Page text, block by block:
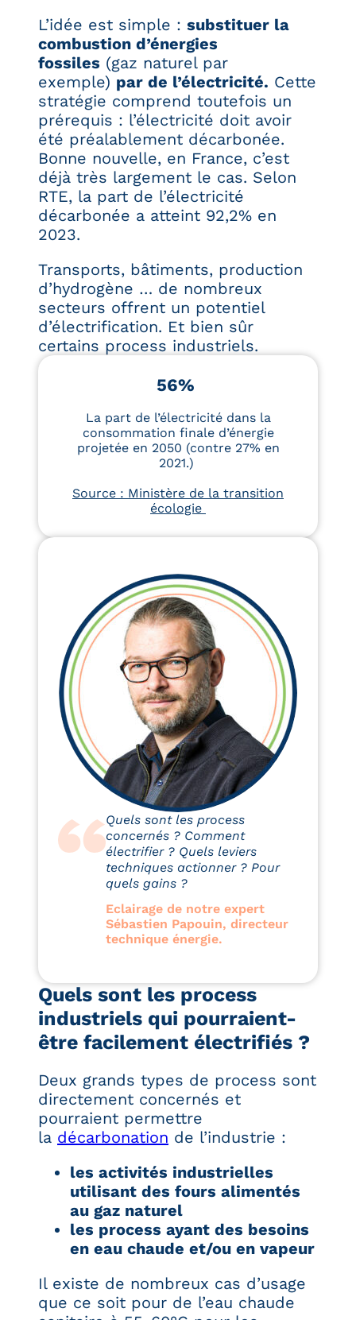
L’idée est simple : substituer la
combustion d’énergies
fossiles (gaz naturel par
exemple) par de l’électricité. Cette
stratégie comprend toutefois un
prérequis : l’électricité doit avoir
été préalablement décarbonée.
Bonne nouvelle, en France, c’est
déjà très largement le cas. Selon
RTE, la part de l’électricité
décarbonée a atteint 92,2% en
2023.
Transports, bâtiments, production
d’hydrogène … de nombreux
secteurs offrent un potentiel
d’électrification. Et bien sûr
certains process industriels.
56%
La part de l’électricité dans la
consommation finale d’énergie
projetée en 2050 (contre 27% en
2021.)
Source : Ministère de la transition
écologie
Quels sont les process
concernés ? Comment
électrifier ? Quels leviers
techniques actionner ? Pour
quels gains ?
Eclairage de notre expert
Sébastien Papouin, directeur
technique énergie.
Quels sont les process
industriels qui pourraient-
être facilement électrifiés ?
Deux grands types de process sont
directement concernés et
pourraient permettre
la décarbonation de l’industrie :
les activités industrielles
utilisant des fours alimentés
au gaz naturel
les process ayant des besoins
en eau chaude et/ou en vapeur
Il existe de nombreux cas d’usage
que ce soit pour de l’eau chaude